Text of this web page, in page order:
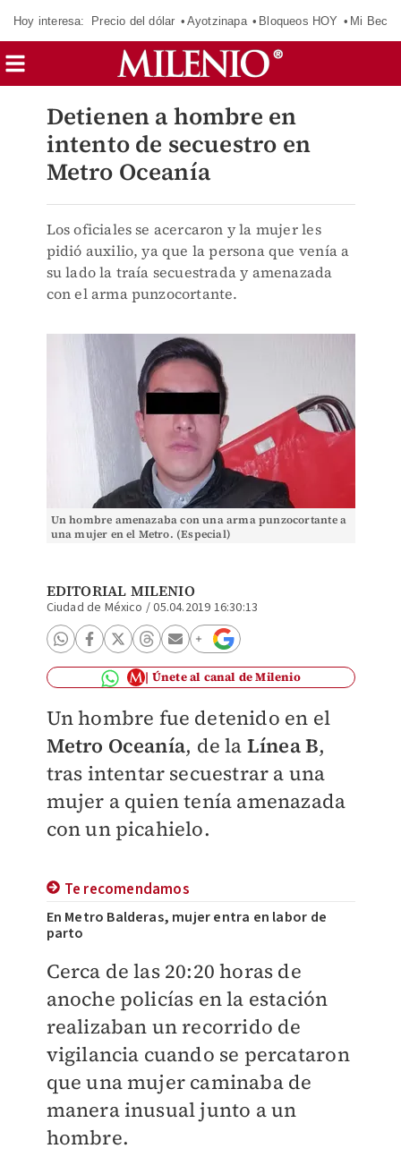
Hoy interesa: Precio del dólar Ayotzinapa Bloqueos HOY Mi Beca
Detienen a hombre en
intento de secuestro en
Metro Oceanía
Los oficiales se acercaron y la mujer les
pidió auxilio, ya que la persona que venía a
su lado la traía secuestrada y amenazada
con el arma punzocortante.
Un hombre amenazaba con una arma punzocortante a
una mujer en el Metro. (Especial)
EDITORIAL MILENIO
Ciudad de México /05.04.2019 16:30:13
Únete al canal de Milenio
Un hombre fue detenido en el
Metro Oceanía, de la Línea B,
tras intentar secuestrar a una
mujer a quien tenía amenazada
con un picahielo.
Te recomendamos
En Metro Balderas, mujer entra en labor de
parto
Cerca de las 20:20 horas de
anoche policías en la estación
realizaban un recorrido de
vigilancia cuando se percataron
que una mujer caminaba de
manera inusual junto a un
hombre.